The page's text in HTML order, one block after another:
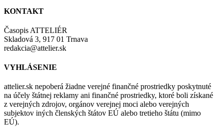
KONTAKT
Časopis ATTELIÉR
Skladová 3, 917 01 Trnava
redakcia@attelier.sk
VYHLÁSENIE
attelier.sk nepoberá žiadne verejné finančné prostriedky poskytnuté
na účely štátnej reklamy ani finančné prostriedky, ktoré boli získané
z verejných zdrojov, orgánov verejnej moci alebo verejných
subjektov iných členských štátov EÚ alebo tretieho štátu (mimo
EÚ).